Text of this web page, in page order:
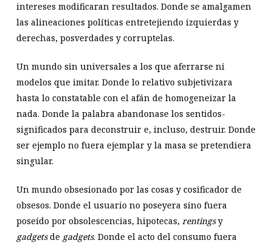
intereses modificaran resultados. Donde se amalgamen
las alineaciones políticas entretejiendo izquierdas y
derechas, posverdades y corruptelas.
Un mundo sin universales a los que aferrarse ni
modelos que imitar. Donde lo relativo subjetivizara
hasta lo constatable con el afán de homogeneizar la
nada. Donde la palabra abandonase los sentidos-
significados para deconstruir e, incluso, destruir. Donde
ser ejemplo no fuera ejemplar y la masa se pretendiera
singular.
Un mundo obsesionado por las cosas y cosificador de
obsesos. Donde el usuario no poseyera sino fuera
poseído por obsolescencias, hipotecas, rentingsy
gadgetsde gadgets. Donde el acto del consumo fuera